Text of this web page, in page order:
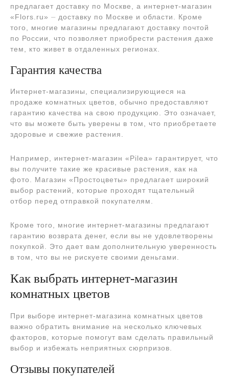
предлагает доставку по Москве, а интернет-магазин
«Flors.ru» ⏤ доставку по Москве и области. Кроме
того, многие магазины предлагают доставку почтой
по России, что позволяет приобрести растения даже
тем, кто живет в отдаленных регионах.
Гарантия качества
Интернет-магазины, специализирующиеся на
продаже комнатных цветов, обычно предоставляют
гарантию качества на свою продукцию. Это означает,
что вы можете быть уверены в том, что приобретаете
здоровые и свежие растения.
Например, интернет-магазин «Pilea» гарантирует, что
вы получите такие же красивые растения, как на
фото. Магазин «Простоцветы» предлагает широкий
выбор растений, которые проходят тщательный
отбор перед отправкой покупателям.
Кроме того, многие интернет-магазины предлагают
гарантию возврата денег, если вы не удовлетворены
покупкой. Это дает вам дополнительную уверенность
в том, что вы не рискуете своими деньгами.
Как выбрать интернет-магазин
комнатных цветов
При выборе интернет-магазина комнатных цветов
важно обратить внимание на несколько ключевых
факторов, которые помогут вам сделать правильный
выбор и избежать неприятных сюрпризов.
Отзывы покупателей